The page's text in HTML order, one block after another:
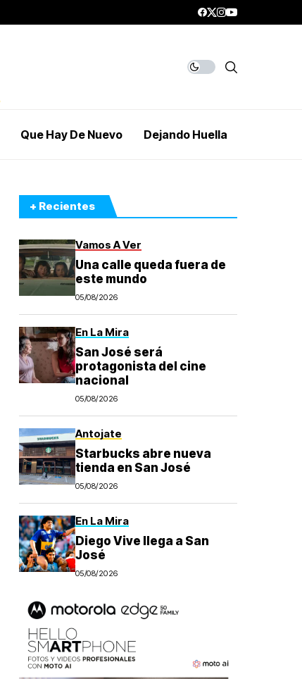
Que Hay De Nuevo Dejando Huella
+ Recientes
Vamos A Ver
Una calle queda fuera de
este mundo
05/08/2026
En La Mira
San José será
protagonista del cine
nacional
05/08/2026
Antojate
Starbucks abre nueva
tienda en San José
05/08/2026
En La Mira
Diego Vive llega a San
José
05/08/2026